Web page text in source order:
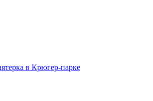
в Крюгер-парке